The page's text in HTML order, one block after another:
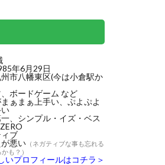
年6月29日
州市八幡東区(今は小倉駅か
、ボードゲーム など
ぁまぁ上手い 、ぷよぷよ
一、シンプル・イズ・ベス
ィブ
が悪い （ネガティブな事も忘れる
も？）
いプロフィールはコチラ＞